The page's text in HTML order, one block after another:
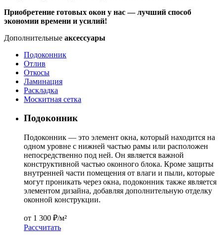
Приобретение готовых окон у нас — лучший способ
экономии времени и усилий!
Дополнительные аксессуары
Подоконник
Отлив
Откосы
Ламинация
Раскладка
Москитная сетка
Подоконник
Подоконник — это элемент окна, который находится на
одном уровне с нижней частью рамы или расположен
непосредственно под ней. Он является важной
конструктивной частью оконного блока. Кроме защиты
внутренней части помещения от влаги и пыли, которые
могут проникать через окна, подоконник также является
элементом дизайна, добавляя дополнительную отделку
оконной конструкции.
от 1 300 ₽/м²
Расcчитать